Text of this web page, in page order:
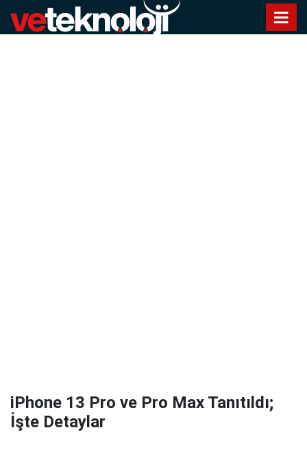
iPhone 13 Pro ve Pro Max Tanıtıldı;
İşte Detaylar